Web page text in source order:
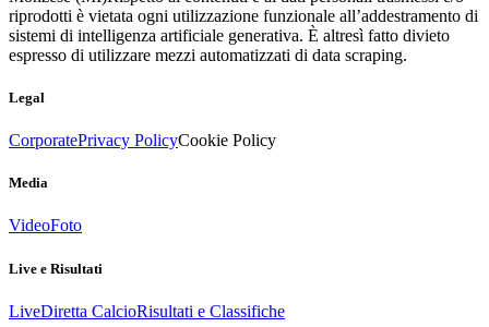
riprodotti è vietata ogni utilizzazione funzionale all’addestramento di
sistemi di intelligenza artificiale generativa. È altresì fatto divieto
espresso di utilizzare mezzi automatizzati di data scraping.
Legal
CorporatePrivacy PolicyCookie Policy
Media
VideoFoto
Live e Risultati
LiveDiretta CalcioRisultati e Classifiche